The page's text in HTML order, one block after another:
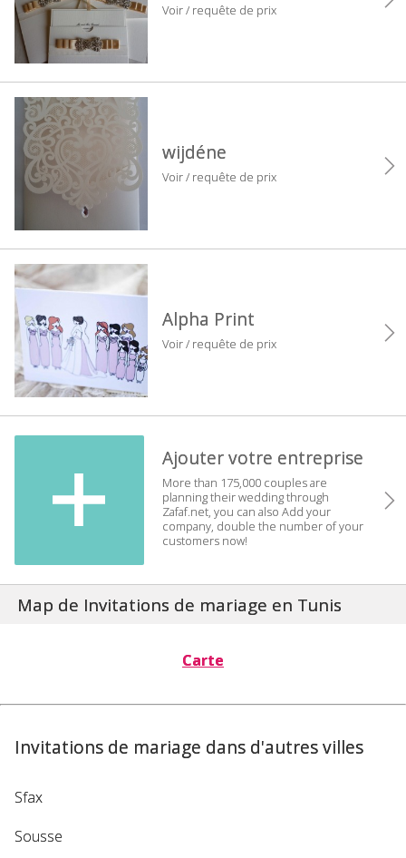
Voir / requête de prix
wijdéne
Voir / requête de prix
Alpha Print
Voir / requête de prix
Ajouter votre entreprise
More than 175,000 couples are
planning their wedding through
Zafaf.net, you can also Add your
company, double the number of your
customers now!
Map de Invitations de mariage en Tunis
Carte
Invitations de mariage dans d'autres villes
Sfax
Sousse